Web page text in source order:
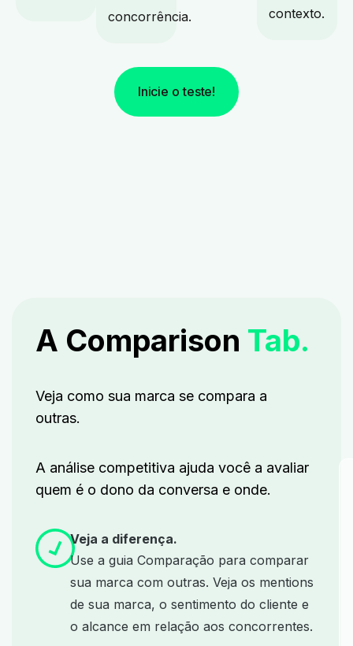
concorrência.
contexto.
Inicie o teste!
A Comparison Tab.
Veja como sua marca se compara a
outras.
A análise competitiva ajuda você a avaliar
quem é o dono da conversa e onde.
Veja a diferença.
Use a guia Comparação para comparar
sua marca com outras. Veja os mentions
de sua marca, o sentimento do cliente e
o alcance em relação aos concorrentes.